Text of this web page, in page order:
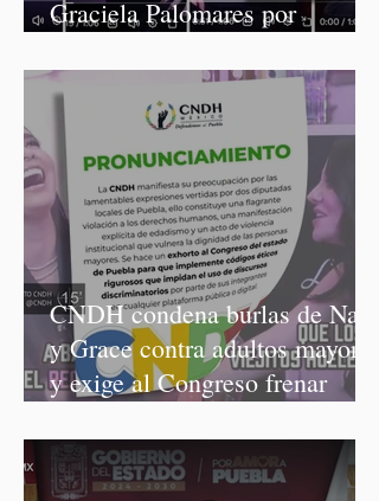
Graciela Palomares por
CNDH condena burlas de Nay
y Grace contra adultos mayores
y exige al Congreso frenar